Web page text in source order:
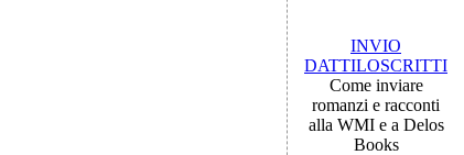
INVIO
DATTILOSCRITTI
Come inviare
romanzi e racconti
alla WMI e a Delos
Books